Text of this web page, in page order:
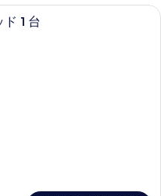
寝具、羽毛の掛け布団、ミニバ
1 台